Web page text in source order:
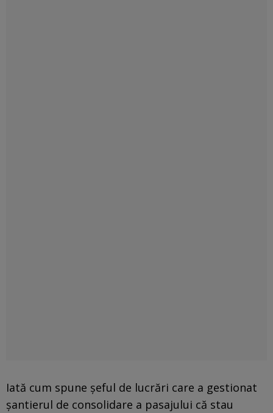
Iată cum spune șeful de lucrări care a gestionat
șantierul de consolidare a pasajului că stau